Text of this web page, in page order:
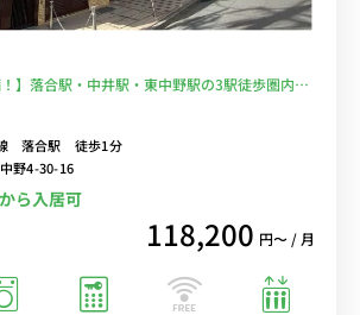
！】落合駅・中井駅・東中野駅の3駅徒歩圏内！
勤、通学、出張全ての用途に人気のお部屋♪■選
ル中！
落合駅 徒歩1分
野4-30-16
ら入居可
118,200 円〜 / 月